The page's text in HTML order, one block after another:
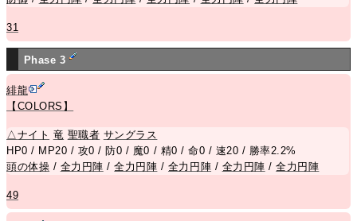
31
Phase 3
緋龍
【COLORS】
△ ナイト 竜 聖職者 サングラス
HP0 / MP20 / 攻0 / 防0 / 魔0 / 精0 / 命0 / 速20 / 勝率2.2%
頭の体操 / 全力円陣 /全力円陣 / 全力円陣 / 全力円陣 /全力円陣
49